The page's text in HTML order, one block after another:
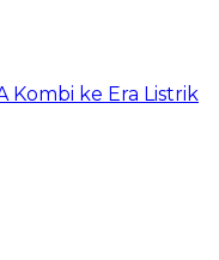
Kombi ke Era Listrik